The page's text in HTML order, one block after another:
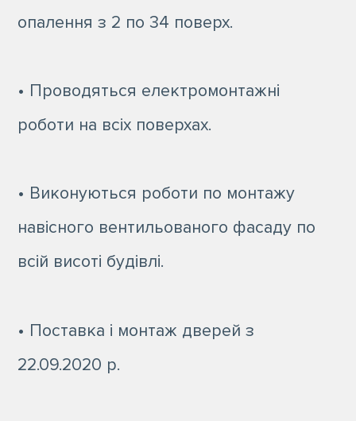
опалення з 2 по 34 поверх.
• Проводяться електромонтажні
роботи на всіх поверхах.
• Виконуються роботи по монтажу
навісного вентильованого фасаду по
всій висоті будівлі.
• Поставка і монтаж дверей з
22.09.2020 р.